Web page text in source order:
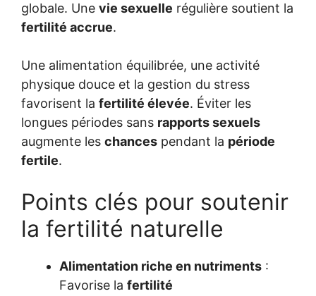
globale. Une vie sexuelle régulière soutient la
fertilité accrue.
Une alimentation équilibrée, une activité
physique douce et la gestion du stress
favorisent la fertilité élevée. Éviter les
longues périodes sans rapports sexuels
augmente les chances pendant la période
fertile.
Points clés pour soutenir
la fertilité naturelle
Alimentation riche en nutriments :
Favorise la fertilité